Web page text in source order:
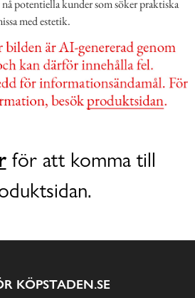
potentiella kunder som söker praktiska
med estetik.
för att komma till
KÖPSTADEN.SE